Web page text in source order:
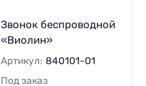
Звонок беспроводной
«Виолин»
Артикул: 840101-01
Под заказ